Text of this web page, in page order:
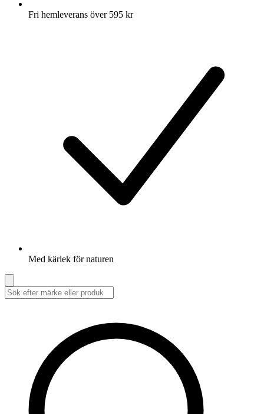
Fri hemleverans över 595 kr
Med kärlek för naturen